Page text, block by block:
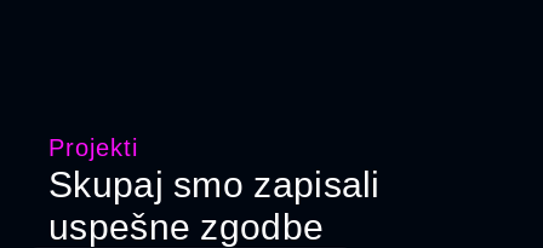
Projekti
Skupaj smo zapisali
uspešne zgodbe